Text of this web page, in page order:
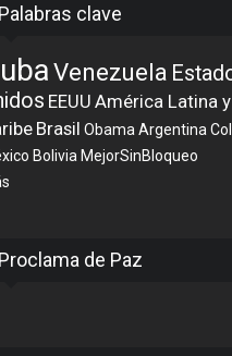
Palabras clave
Venezuela
EEUU América Latina
Brasil Obama Argentina
Bolivia MejorSinBloqueo
Proclama de Paz